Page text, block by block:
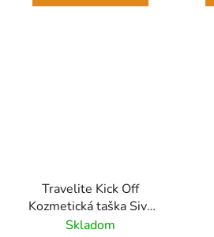
Travelite Kick Off
Kozmetická taška Sivá
Antracit 5L
Skladom